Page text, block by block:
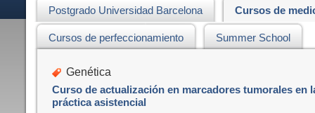
Postgrado Universidad Barcelona Cursos de
Cursos de perfeccionamiento Summer School
Genética
Curso de actualización en marcadores tumorales en
práctica asistencial